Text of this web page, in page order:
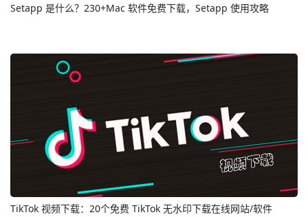
Setapp 是什么？230+Mac 软件免费下载，Setapp 使用攻略
TikTok 视频下载：20个免费 TikTok 无水印下载在线网站/软件